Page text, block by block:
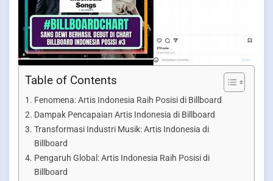
Table of Contents
Fenomena: Artis Indonesia Raih Posisi di Billboard
Dampak Pencapaian Artis Indonesia di Billboard
Transformasi Industri Musik: Artis Indonesia di
Billboard
Pengaruh Global: Artis Indonesia Raih Posisi di
Billboard